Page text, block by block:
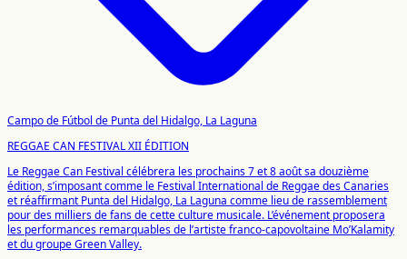
Campo de Fútbol de Punta del Hidalgo, La Laguna
REGGAE CAN FESTIVAL XII ÉDITION
Le Reggae Can Festival célébrera les prochains 7 et 8 août sa douzième
édition, s’imposant comme le Festival International de Reggae des Canaries
et réaffirmant Punta del Hidalgo, La Laguna comme lieu de rassemblement
pour des milliers de fans de cette culture musicale. L’événement proposera
les performances remarquables de l’artiste franco-capovoltaine Mo’Kalamity
et du groupe Green Valley.